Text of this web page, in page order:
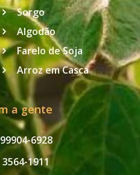
Sorgo
Algodão
Farelo de Soja
Arroz em Casca
a gente
6928
1911